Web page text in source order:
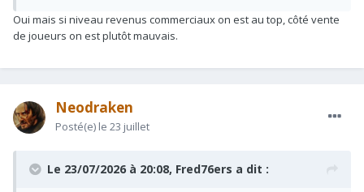
Oui mais si niveau revenus commerciaux on est au top, côté vente
de joueurs on est plutôt mauvais.
Neodraken
Posté(e) le 23 juillet
Le 23/07/2026 à 20:08, Fred76ers a dit :